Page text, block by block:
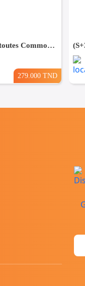
(S+3) à Sousse Proche de toutes Commodités
279.000 TND